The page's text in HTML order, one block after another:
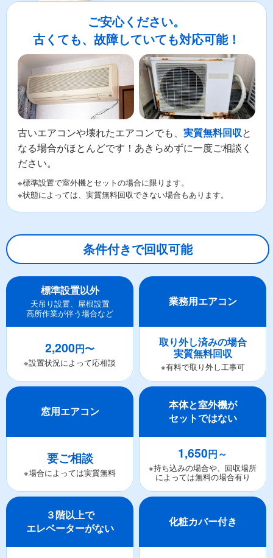
ご安心ください。
古くても、故障していても対応可能！
古いエアコンや壊れたエアコンでも、 実質無料回収と
なる場合がほとんどです！あきらめずに一度ご相談く
ださい。
※標準設置で室外機とセットの場合に限ります。
※状態によっては、実質無料回収できない場合もあります。
条件付きで回収可能
標準設置以外
天吊り設置、屋根設置
高所作業が伴う場合など
2,200円〜
※設置状況によって応相談
業務用エアコン
取り外し済みの場合
実質無料回収
※有料で取り外し工事可
窓用エアコン
要ご相談
※場合によっては実質無料
本体と室外機が
セットではない
1,650円～
※持ち込みの場合や、回収場所
によっては無料の場合有り
３階以上で
エレベーターがない
化粧カバー付き